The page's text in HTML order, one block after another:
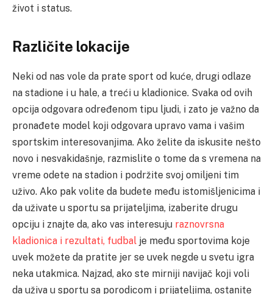
život i status.
Različite lokacije
Neki od nas vole da prate sport od kuće, drugi odlaze
na stadione i u hale, a treći u kladionice. Svaka od ovih
opcija odgovara određenom tipu ljudi, i zato je važno da
pronađete model koji odgovara upravo vama i vašim
sportskim interesovanjima. Ako želite da iskusite nešto
novo i nesvakidašnje, razmislite o tome da s vremena na
vreme odete na stadion i podržite svoj omiljeni tim
uživo. Ako pak volite da budete među istomišljenicima i
da uživate u sportu sa prijateljima, izaberite drugu
opciju i znajte da, ako vas interesuju raznovrsna
kladionica i rezultati, fudbal je među sportovima koje
uvek možete da pratite jer se uvek negde u svetu igra
neka utakmica. Najzad, ako ste mirniji navijač koji voli
da uživa u sportu sa porodicom i prijateljima, ostanite